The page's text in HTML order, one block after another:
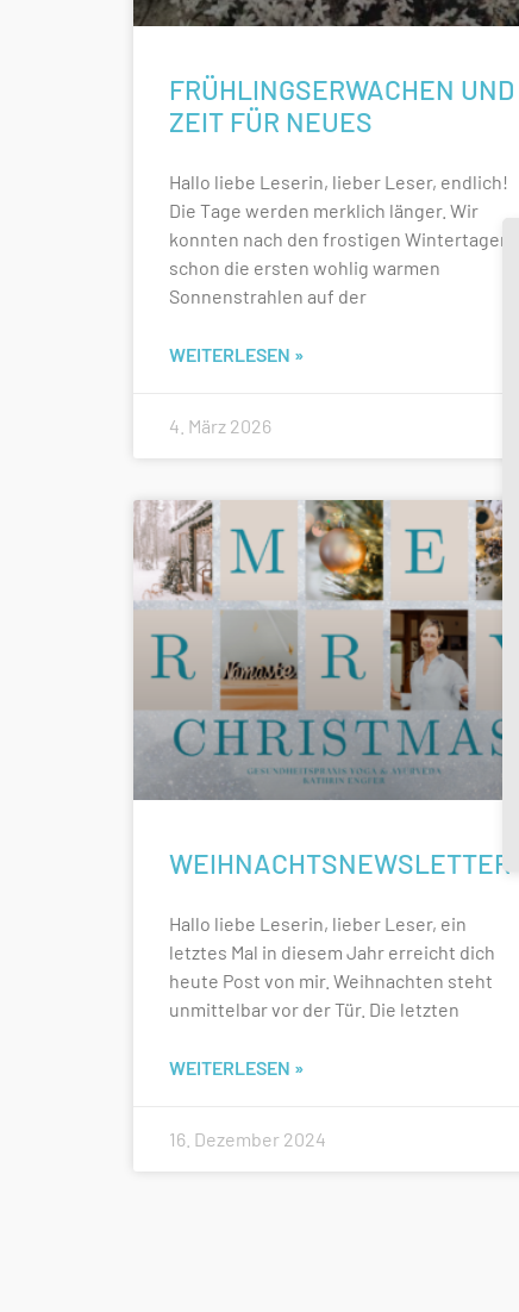
FRÜHLINGSERWACHEN UND
ZEIT FÜR NEUES
Hallo liebe Leserin, lieber Leser, endlich!
Die Tage werden merklich länger. Wir
konnten nach den frostigen Wintertagen
schon die ersten wohlig warmen
Sonnenstrahlen auf der
WEITERLESEN »
4. März 2026
WEIHNACHTSNEWSLETTER
Hallo liebe Leserin, lieber Leser, ein
letztes Mal in diesem Jahr erreicht dich
heute Post von mir. Weihnachten steht
unmittelbar vor der Tür. Die letzten
WEITERLESEN »
16. Dezember 2024